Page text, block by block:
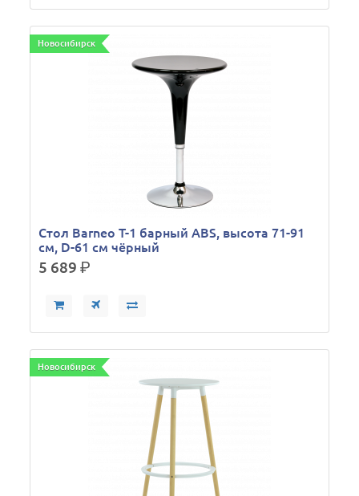
Новосибирск
Стол Barneo T-1 барный ABS, высота 71-91
см, D-61 см чёрный
5 689р.
Новосибирск